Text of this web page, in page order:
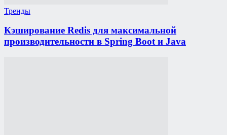
Тренды
Кэширование Redis для максимальной
производительности в Spring Boot и Java